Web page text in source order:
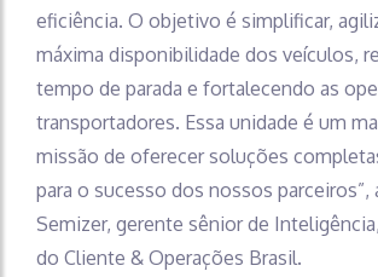
eficiência. O objetivo é simplificar,
máxima disponibilidade dos veículos,
tempo de parada e fortalecendo as
transportadores. Essa unidade é um
missão de oferecer soluções
para o sucesso dos nossos parceiros”,
Semizer, gerente sênior de
do Cliente & Operações Brasil.